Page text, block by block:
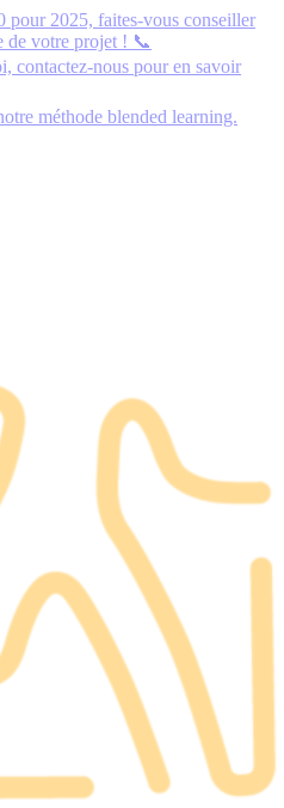
pour 2025, faites-vous conseiller
de votre projet ! 📞
contactez-nous pour en savoir
méthode blended learning.